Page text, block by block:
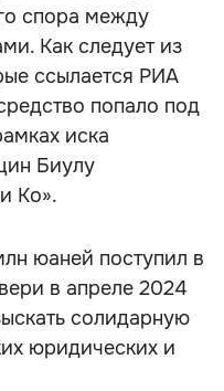
спора между
Как следует из
ссылается РИА
попало под
иска
Биулу
Ко».
юаней поступил в
в апреле 2024
солидарную
юридических и